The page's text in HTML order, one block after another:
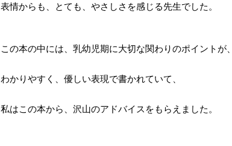
表情からも、とても、やさしさを感じる先生でした。
この本の中には、乳幼児期に大切な関わりのポイントが
わかりやすく、優しい表現で書かれていて、
私はこの本から、沢山のアドバイスをもらえました。